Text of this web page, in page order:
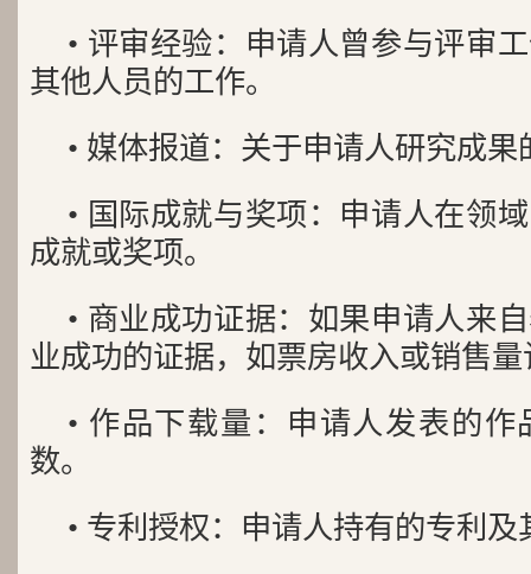
• 评审经验：申请人曾参与评审
其他人员的工作。
• 媒体报道：关于申请人研究成
• 国际成就与奖项：申请人在领
成就或奖项。
• 商业成功证据：如果申请人来
业成功的证据，如票房收入或销售量
• 作品下载量：申请人发表的
数。
• 专利授权：申请人持有的专利